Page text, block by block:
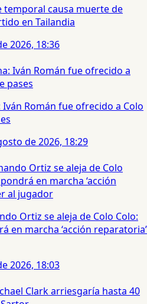
temporal causa muerte de
en Tailandia
2026, 18:36
Román fue ofrecido a Colo
de 2026, 18:29
Ortiz se aleja de Colo Colo:
en marcha ‘acción reparatoria’
2026, 18:03